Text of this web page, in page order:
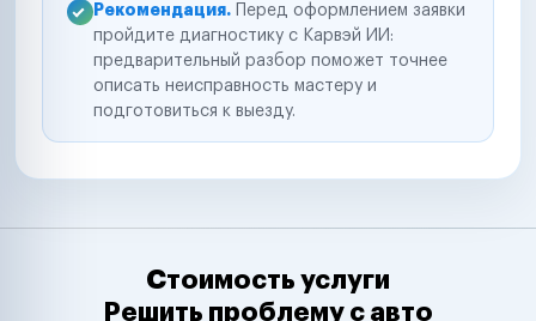
Рекомендация. Перед оформлением заявки
пройдите диагностику с Карвэй ИИ:
предварительный разбор поможет точнее
описать неисправность мастеру и
подготовиться к выезду.
Стоимость услуги
Решить проблему с авто